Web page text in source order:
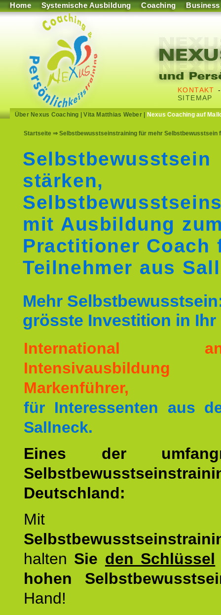
Home Systemische Ausbildung Coaching Business
KONTAKT
SITEMAP
Über Nexus Coaching |Vita Matthias Weber| Nexus Coaching auf
Startseite ⇒ Selbstbewusstseinstraining für mehr Selbstbewusstsein
Selbstbewusstsein
stärken,
mit Ausbildung
Practitioner Coach
Teilnehmer aus
Mehr
grösste Investition in Ihr
International
Markenführer,
für Interessenten aus
Sallneck.
Eines der
Deutschland:
Mit
halten Sie den Schlüssel
hohen
Hand!